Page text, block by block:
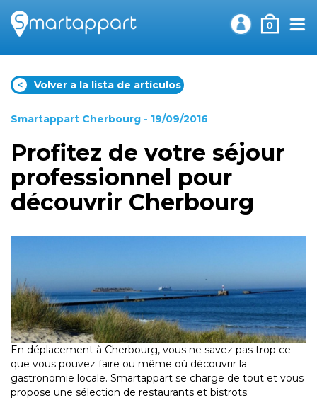
0
< Volver a la lista de artículos
Smartappart Cherbourg - 19/09/2016
Profitez de votre séjour
professionnel pour
découvrir Cherbourg
En déplacement à Cherbourg, vous ne savez pas trop ce
que vous pouvez faire ou même où découvrir la
gastronomie locale. Smartappart se charge de tout et vous
propose une sélection de restaurants et bistrots.